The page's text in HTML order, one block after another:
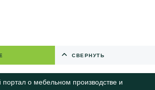
СВЕРНУТЬ
о мебельном производстве и